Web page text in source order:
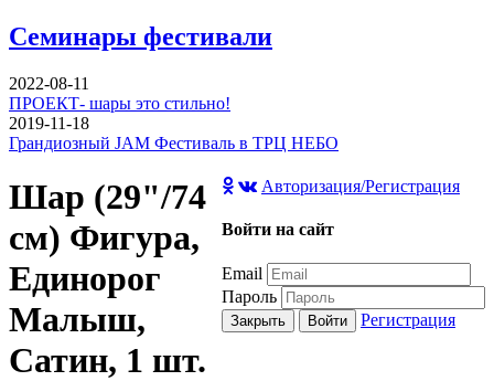
Семинары фестивали
2022-08-11
ПРОЕКТ- шары это стильно!
2019-11-18
Грандиозный JAM Фестиваль в ТРЦ НЕБО
Авторизация/Регистрация
Войти на сайт
Email
Пароль
Закрыть Войти Регистрация
Шар (29"/74
см) Фигура,
Единорог
Малыш,
Сатин, 1 шт.